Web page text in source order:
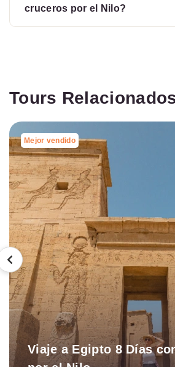
cruceros por el Nilo?
Tours
Mejor vendido
Viaje a Egipto 8 Días